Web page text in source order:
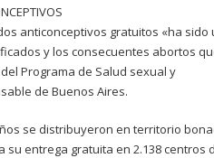
anticonceptivos gratuitos «ha
y los consecuentes abortos
Programa de Salud sexual y
de Buenos Aires.
se distribuyeron en territorio
su entrega gratuita en 2.138 centros